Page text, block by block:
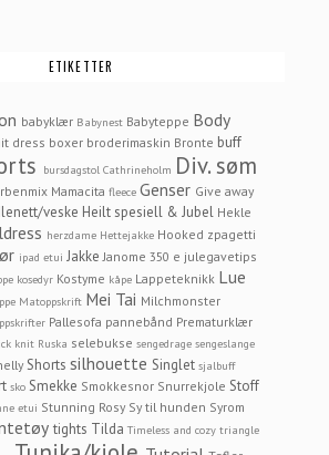
ETIKETTER
babyklær Babynest Babyteppe Body
dress boxer broderimaskin Bronte buff
bursdagstol Cathrineholm Div. søm
Mamacita fleece Genser Give away
veske Heilt spesiell & Jubel Hekle
herzdame Hettejakke Hooked zpagetti
ipad etui Jakke Janome 350 e julegavetips
kosedyr Kostyme kåpe Lappeteknikk Lue
Matoppskrift Mei Tai Milchmonster
Pallesofa pannebånd Prematurklær
knit Ruska selebukse sengedrage sengeslange
Shorts silhouette Singlet sjalbuff
sko Smekke Smokkesnor Snurrekjole Stoff
etui Stunning Rosy Sy til hunden Syrom
tights Tilda Timeless and cozy triangle